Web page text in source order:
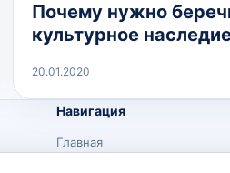
Почему нужно
культурное
20.01.2020
Навигация
Главная